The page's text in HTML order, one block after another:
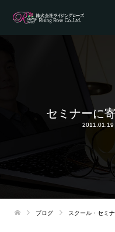
セミナーに
2011.01.19
ブログ スクール・セミ